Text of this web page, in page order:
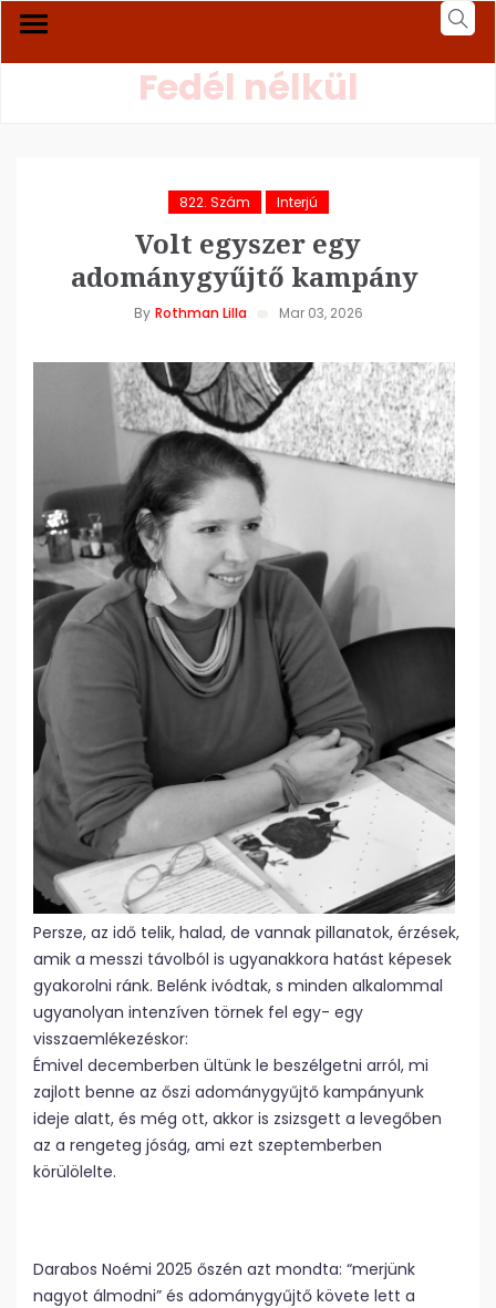
Fedél nélkül
822. Szám Interjú
Volt egyszer egy
adománygyűjtő kampány
By Rothman Lilla Mar 03, 2026
Persze, az idő telik, halad, de vannak pillanatok, érzések,
amik a messzi távolból is ugyanakkora hatást képesek
gyakorolni ránk. Belénk ivódtak, s minden alkalommal
ugyanolyan intenzíven törnek fel egy- egy
visszaemlékezéskor:
Émivel decemberben ültünk le beszélgetni arról, mi
zajlott benne az őszi adománygyűjtő kampányunk
ideje alatt, és még ott, akkor is zsizsgett a levegőben
az a rengeteg jóság, ami ezt szeptemberben
körülölelte.
Darabos Noémi 2025 őszén azt mondta: “merjünk
nagyot álmodni” és adománygyűjtő követe lett a